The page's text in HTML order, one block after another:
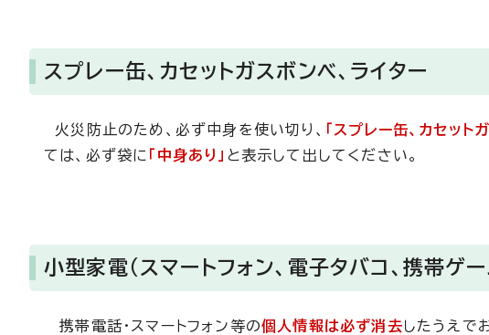
スプレー缶、カセットガスボンベ、ライター
火災防止のため、必ず中身を使い切り、 「スプレー缶、カセッ
ては、必ず袋に
「中身あり」 と表示して出してください。
小型家電（スマートフォン、電子タバコ、携帯ゲー
携帯電話・スマートフォン等の個人情報は必ず消去 したうえで